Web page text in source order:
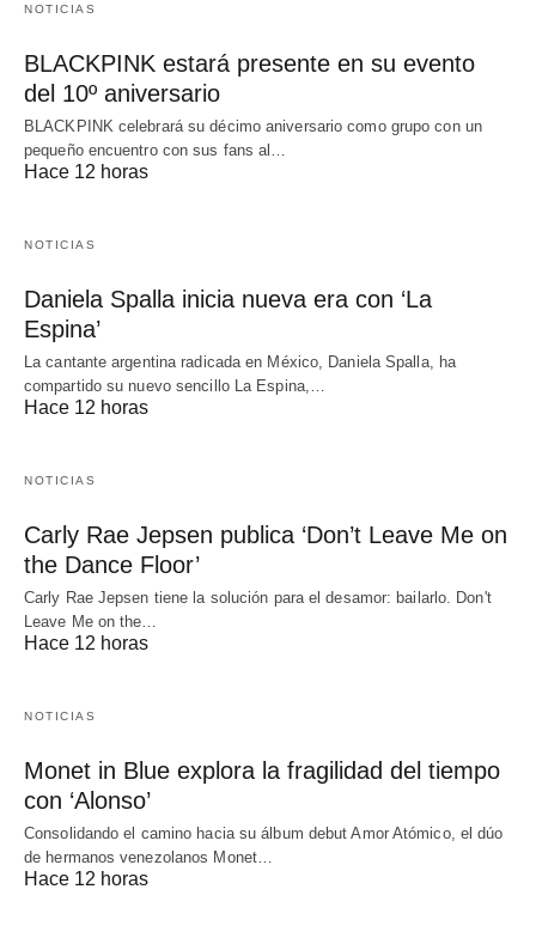
NOTICIAS
BLACKPINK estará presente en su evento
del 10º aniversario
BLACKPINK celebrará su décimo aniversario como grupo con un
pequeño encuentro con sus fans al…
Hace 12 horas
NOTICIAS
Daniela Spalla inicia nueva era con ‘La
Espina’
La cantante argentina radicada en México, Daniela Spalla, ha
compartido su nuevo sencillo La Espina,…
Hace 12 horas
NOTICIAS
Carly Rae Jepsen publica ‘Don’t Leave Me on
the Dance Floor’
Carly Rae Jepsen tiene la solución para el desamor: bailarlo. Don't
Leave Me on the…
Hace 12 horas
NOTICIAS
Monet in Blue explora la fragilidad del tiempo
con ‘Alonso’
Consolidando el camino hacia su álbum debut Amor Atómico, el dúo
de hermanos venezolanos Monet…
Hace 12 horas